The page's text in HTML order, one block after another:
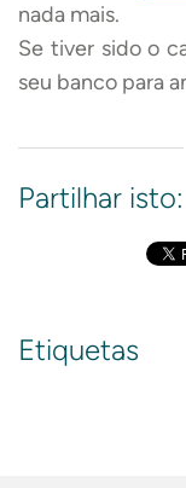
nada mais.
Se tiver sido o
seu banco para
Partilhar isto:
Etiquetas